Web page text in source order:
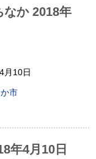
なか 2018年
月10日
市
年4月10日